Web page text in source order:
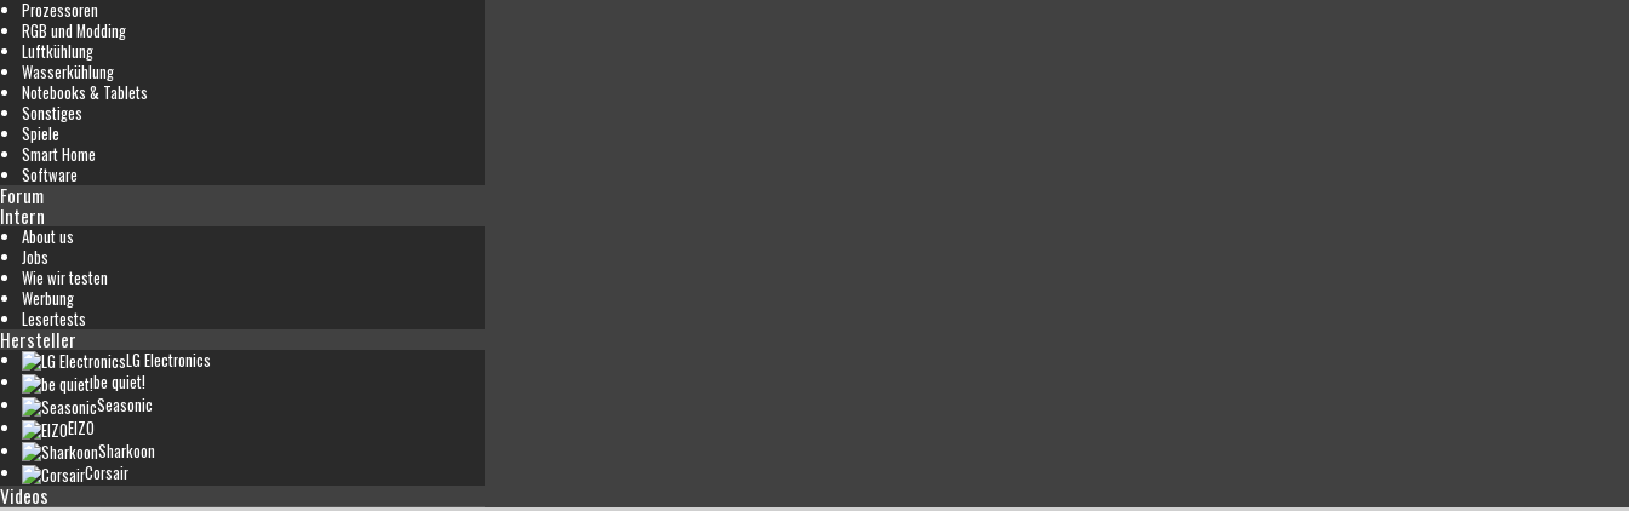
Prozessoren
RGB und Modding
Luftkühlung
Wasserkühlung
Notebooks & Tablets
Sonstiges
Spiele
Smart Home
Software
Forum
Intern
About us
Jobs
Wie wir testen
Werbung
Lesertests
Hersteller
LG Electronics
be quiet!
Seasonic
EIZO
Sharkoon
Corsair
Videos